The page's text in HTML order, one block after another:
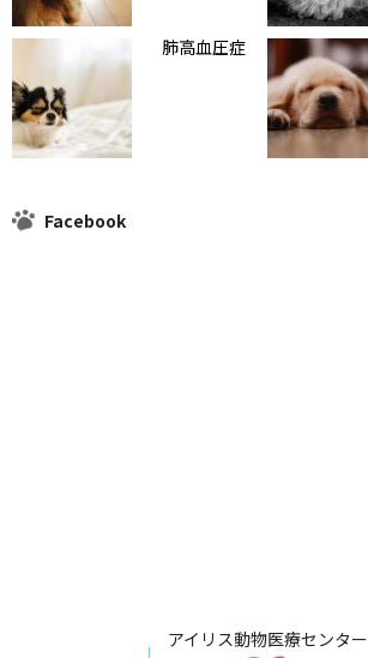
肺高血圧症
Facebook
アイリス動物医療センター